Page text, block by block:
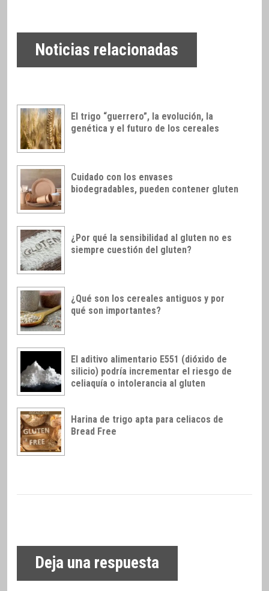
Noticias relacionadas
El trigo “guerrero”, la evolución, la
genética y el futuro de los cereales
Cuidado con los envases
biodegradables, pueden contener gluten
¿Por qué la sensibilidad al gluten no es
siempre cuestión del gluten?
¿Qué son los cereales antiguos y por
qué son importantes?
El aditivo alimentario E551 (dióxido de
silicio) podría incrementar el riesgo de
celiaquía o intolerancia al gluten
Harina de trigo apta para celiacos de
Bread Free
Deja una respuesta